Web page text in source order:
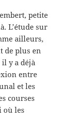
petite
L’étude sur
ailleurs,
de plus en
y a déjà
entre
et les
courses
où les